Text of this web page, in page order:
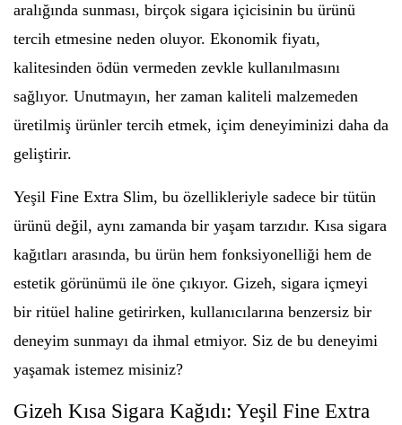
aralığında sunması, birçok sigara içicisinin bu ürünü
tercih etmesine neden oluyor. Ekonomik fiyatı,
kalitesinden ödün vermeden zevkle kullanılmasını
sağlıyor. Unutmayın, her zaman kaliteli malzemeden
üretilmiş ürünler tercih etmek, içim deneyiminizi daha da
geliştirir.
Yeşil Fine Extra Slim, bu özellikleriyle sadece bir tütün
ürünü değil, aynı zamanda bir yaşam tarzıdır. Kısa sigara
kağıtları arasında, bu ürün hem fonksiyonelliği hem de
estetik görünümü ile öne çıkıyor. Gizeh, sigara içmeyi
bir ritüel haline getirirken, kullanıcılarına benzersiz bir
deneyim sunmayı da ihmal etmiyor. Siz de bu deneyimi
yaşamak istemez misiniz?
Gizeh Kısa Sigara Kağıdı: Yeşil Fine Extra